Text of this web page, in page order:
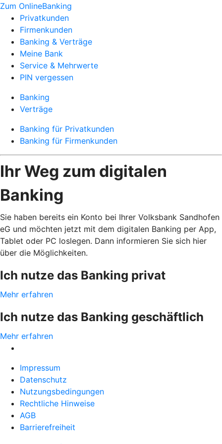
Zum OnlineBanking
Privatkunden
Firmenkunden
Banking & Verträge
Meine Bank
Service & Mehrwerte
PIN vergessen
Banking
Verträge
Banking für Privatkunden
Banking für Firmenkunden
Ihr Weg zum digitalen
Banking
Sie haben bereits ein Konto bei Ihrer Volksbank Sandhofen
eG und möchten jetzt mit dem digitalen Banking per App,
Tablet oder PC loslegen. Dann informieren Sie sich hier
über die Möglichkeiten.
Ich nutze das Banking privat
Mehr erfahren
Ich nutze das Banking geschäftlich
Mehr erfahren
Impressum
Datenschutz
Nutzungsbedingungen
Rechtliche Hinweise
AGB
Barrierefreiheit